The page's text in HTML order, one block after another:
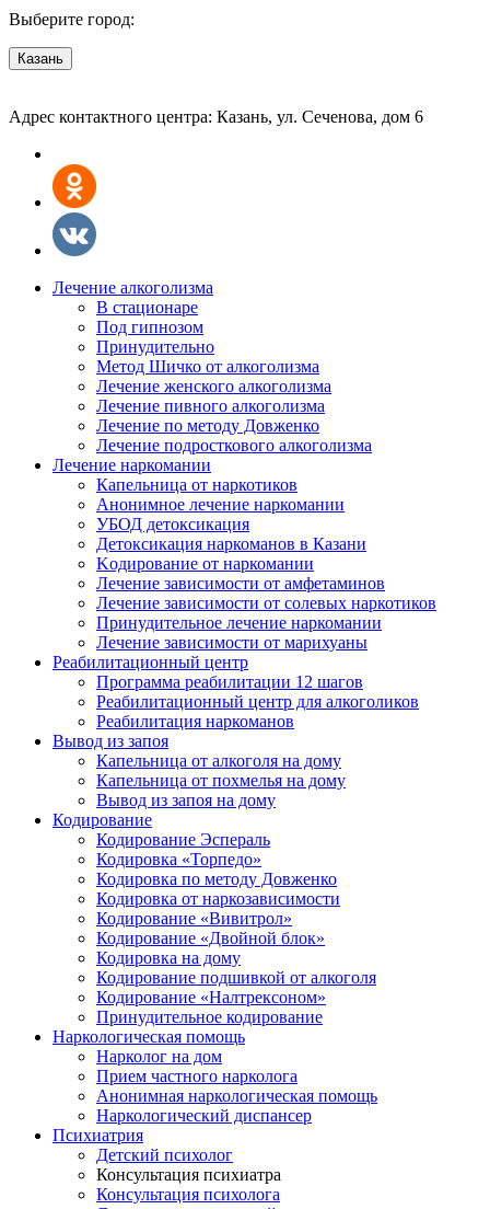
Выберите город:
Казань
Адрес контактного центра: Казань, ул. Сеченова, дом 6
Лечение алкоголизма
В стационаре
Под гипнозом
Принудительно
Метод Шичко от алкоголизма
Лечение женского алкоголизма
Лечение пивного алкоголизма
Лечение по методу Довженко
Лечение подросткового алкоголизма
Лечение наркомании
Капельница от наркотиков
Анонимное лечение наркомании
УБОД детоксикация
Детоксикация наркоманов в Казани
Kодирование от наркомании
Лечение зависимости от амфетаминов
Лечение зависимости от солевых наркотиков
Принудительное лечение наркомании
Лечение зависимости от марихуаны
Реабилитационный центр
Программа реабилитации 12 шагов
Реабилитационный центр для алкоголиков
Реабилитация наркоманов
Вывод из запоя
Капельница от алкоголя на дому
Капельница от похмелья на дому
Вывод из запоя на дому
Кодирование
Кодирование Эспераль
Кодировка «Торпедо»
Кодировка по методу Довженко
Кодировка от наркозависимости
Кодирование «Вивитрол»
Кодирование «Двойной блок»
Кодировка на дому
Кодирование подшивкой от алкоголя
Кодирование «Налтрексоном»
Принудительное кодирование
Наркологическая помощь
Нарколог на дом
Прием частного нарколога
Анонимная наркологическая помощь
Наркологический диспансер
Психиатрия
Детский психолог
Консультация психиатра
Консультация психолога